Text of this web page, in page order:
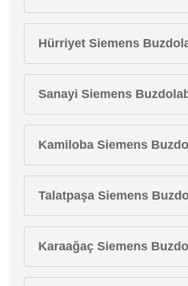
Hürriyet Siemens
Sanayi Siemens
Kamiloba Siemens
Talatpaşa Siemens
Karaağaç Siemens